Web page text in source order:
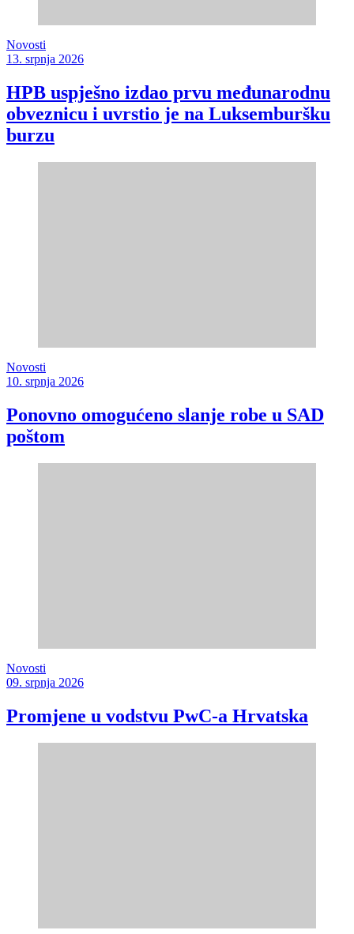
Novosti
13. srpnja 2026
HPB uspješno izdao prvu međunarodnu
obveznicu i uvrstio je na Luksemburšku
burzu
Novosti
10. srpnja 2026
Ponovno omogućeno slanje robe u SAD
poštom
Novosti
09. srpnja 2026
Promjene u vodstvu PwC-a Hrvatska